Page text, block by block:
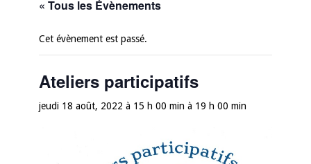
« Tous les Évènements
Cet évènement est passé.
Ateliers participatifs
jeudi 18 août, 2022 à 15 h 00 min à 19 h 00 min